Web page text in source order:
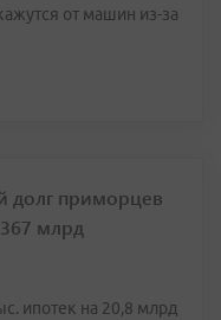
от машин из-за
долг приморцев
млрд
ипотек на 20,8 млрд